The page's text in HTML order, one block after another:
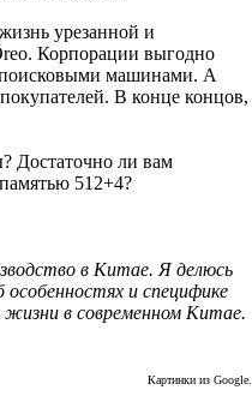
урезанной и
Корпорации выгодно
машинами. А
В конце концов,
Достаточно ли вам
512+4?
в Китае. Я делюсь
и специфике
в современном Китае.
Картинки из Google.